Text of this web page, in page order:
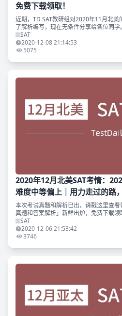
免费下载领取！
近期，TD SAT教研组对2020年11月北美
了解析编写，现在无条件分享给各位同
试，相信这份解析会对你非常有价值。领
用了6
SAT
2020-12-08 21:14:53
5075
2020年12月北美SAT考情：
难度中等偏上｜用力走过的路
本次考试真题和解析已出，请戳这里查
真题和答案解析」新鲜出炉，免费下载领
已经结束，本次12月的SAT北美考试使用
是一
SAT
2020-12-06 21:53:42
3746